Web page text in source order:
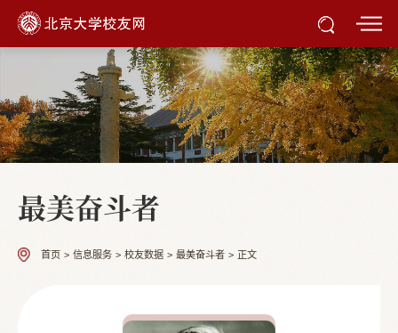
最美奋斗者
首页 > 信息服务 > 校友数据 > 最美奋斗者 > 正文